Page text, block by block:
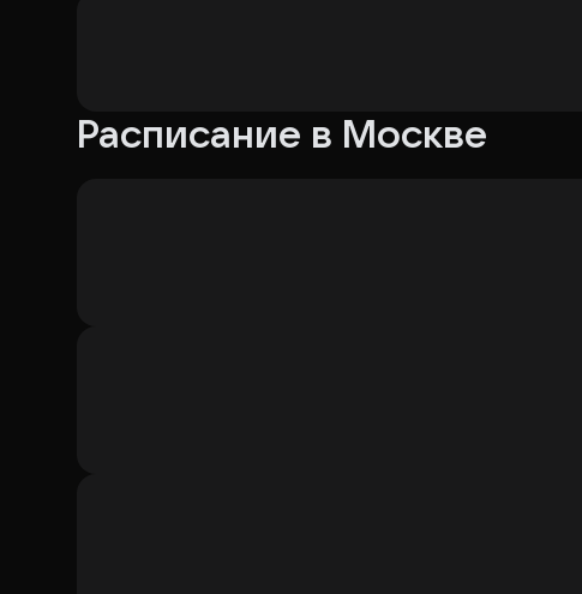
Расписание в Москве